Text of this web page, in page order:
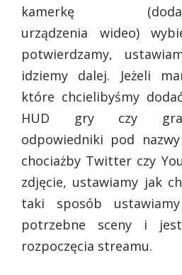
kamerkę (dodaj/
urządzenia wideo)
potwierdzamy,
idziemy dalej. Jeżeli
które chcielibyśmy
HUD gry czy
odpowiedniki pod nazwy
chociażby Twitter czy
zdjęcie, ustawiamy jak
taki sposób
potrzebne sceny i
rozpoczęcia streamu.